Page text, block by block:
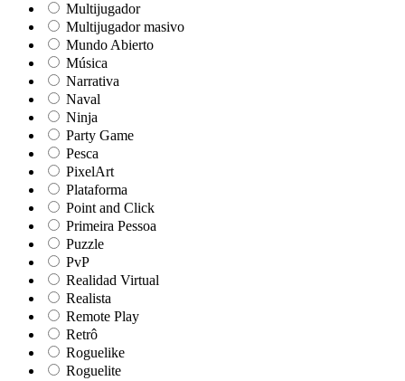
Multijugador
Multijugador masivo
Mundo Abierto
Música
Narrativa
Naval
Ninja
Party Game
Pesca
PixelArt
Plataforma
Point and Click
Primeira Pessoa
Puzzle
PvP
Realidad Virtual
Realista
Remote Play
Retrô
Roguelike
Roguelite